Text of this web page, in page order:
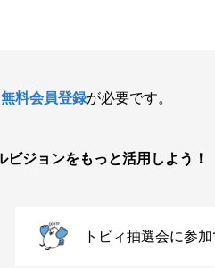
無料会員登録が必要です。
ビジョンをもっと活用しよう！
トビィ抽選会に参